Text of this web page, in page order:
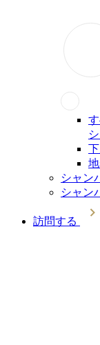
シャン
シャン
訪問する